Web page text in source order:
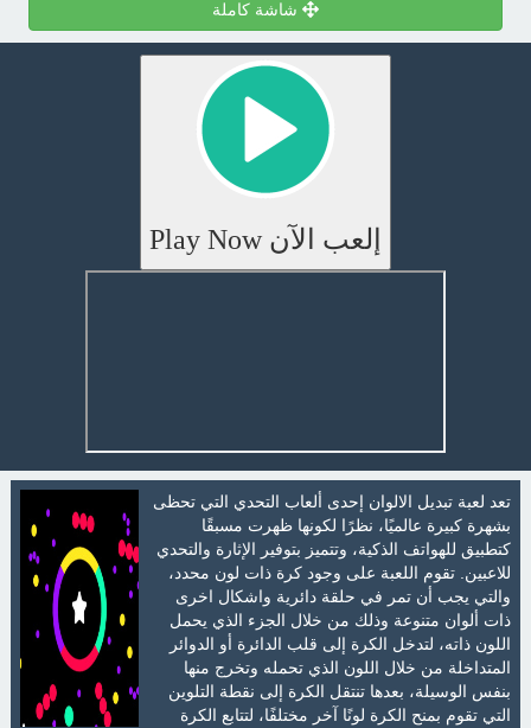
شاشة كاملة
إلعب الآن Play Now
تعد لعبة تبديل الالوان إحدى ألعاب التحدي التي تحظى
بشهرة كبيرة عالميًا، نظرًا لكونها ظهرت مسبقًا
كتطبيق للهواتف الذكية، وتتميز بتوفير الإثارة والتحدي
للاعبين. تقوم اللعبة على وجود كرة ذات لون محدد،
والتي يجب أن تمر في حلقة دائرية واشكال اخرى
ذات ألوان متنوعة وذلك من خلال الجزء الذي يحمل
اللون ذاته، لتدخل الكرة إلى قلب الدائرة أو الدوائر
المتداخلة من خلال اللون الذي تحمله وتخرج منها
بنفس الوسيلة، بعدها تنتقل الكرة إلى نقطة التلوين
التي تقوم بمنح الكرة لونًا آخر مختلفًا، لتتابع الكرة